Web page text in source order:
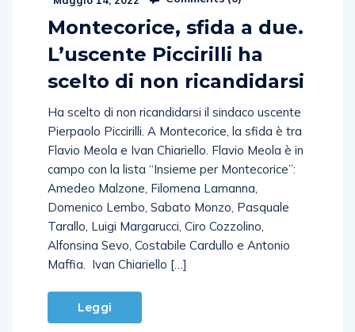
Montecorice, sfida a due.
L’uscente Piccirilli ha
Ha scelto di non ricandidarsi il sindaco uscente
Pierpaolo Piccirilli. A Montecorice, la sfida è tra
Flavio Meola e Ivan Chiariello. Flavio Meola è in
campo con la lista “Insieme per Montecorice”:
Amedeo Malzone, Filomena Lamanna,
Domenico Lembo, Sabato Monzo, Pasquale
Tarallo, Luigi Margarucci, Ciro Cozzolino,
Alfonsina Sevo, Costabile Cardullo e Antonio
Leggi